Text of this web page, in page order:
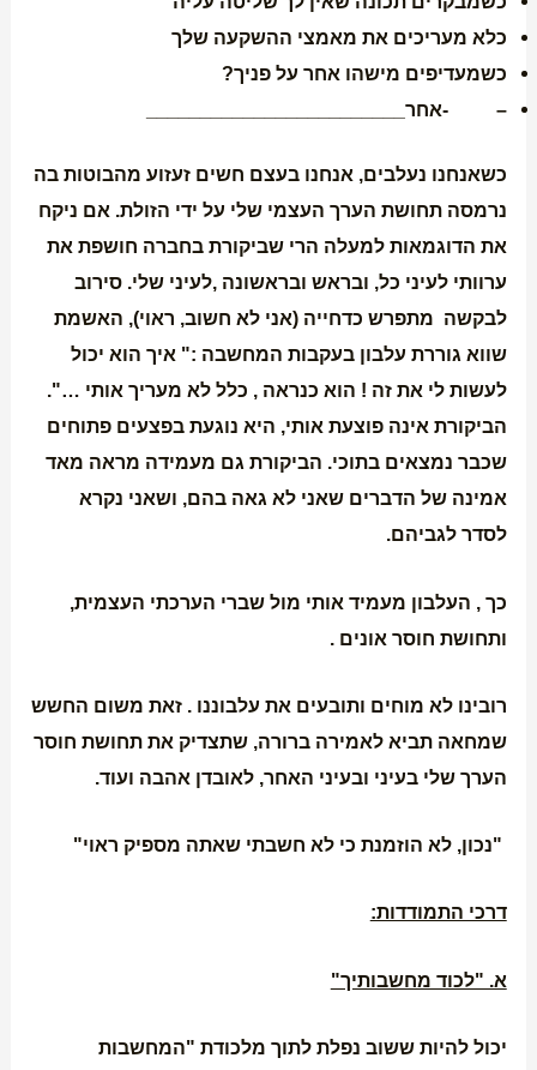
כלא מעריכים את מאמצי ההשקעה שלך
כשמעדיפים מישהו אחר על פניך?
– -אחר________________________
כשאנחנו נעלבים, אנחנו בעצם חשים זעזוע מהבוטות בה
נרמסה תחושת הערך העצמי שלי על ידי הזולת. אם ניקח
את הדוגמאות למעלה הרי שביקורת בחברה חושפת את
ערוותי לעיני כל, ובראש ובראשונה ,לעיני שלי. סירוב
לבקשה מתפרש כדחייה (אני לא חשוב, ראוי), האשמת
שווא גוררת עלבון בעקבות המחשבה :" איך הוא יכול
לעשות לי את זה ! הוא כנראה , כלל לא מעריך אותי …".
הביקורת אינה פוצעת אותי, היא נוגעת בפצעים פתוחים
שכבר נמצאים בתוכי. הביקורת גם מעמידה מראה מאד
אמינה של הדברים שאני לא גאה בהם, ושאני נקרא
לסדר לגביהם.
כך , העלבון מעמיד אותי מול שברי הערכתי העצמית,
ותחושת חוסר אונים .
רובינו לא מוחים ותובעים את עלבוננו . זאת משום החשש
שמחאה תביא לאמירה ברורה, שתצדיק את תחושת חוסר
הערך שלי בעיני ובעיני האחר, לאובדן אהבה ועוד.
"נכון, לא הוזמנת כי לא חשבתי שאתה מספיק ראוי"
דרכי התמודדות:
א. "לכוד מחשבותיך"
יכול להיות ששוב נפלת לתוך מלכודת "המחשבות